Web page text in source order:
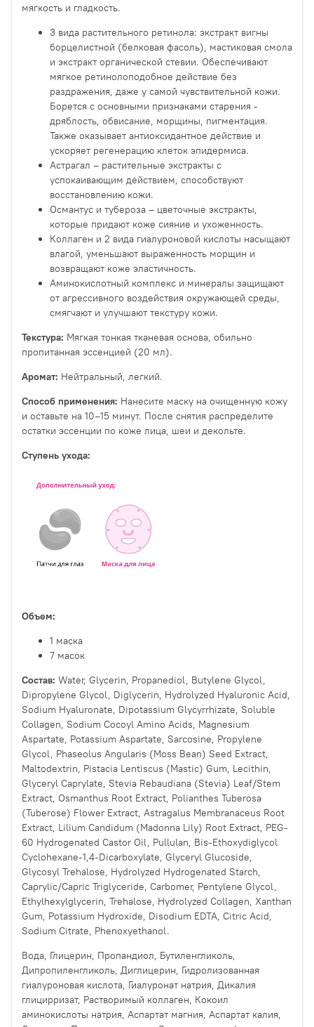
мягкость и гладкость.
3 вида растительного ретинола: экстракт вигны
борцелистной (белковая фасоль), мастиковая смола
и экстракт органической стевии. Обеспечивают
мягкое ретинолоподобное действие без
раздражения, даже у самой чувствительной кожи.
Борется с основными признаками старения -
дряблость, обвисание, морщины, пигментация.
Также оказывает антиоксидантное действие и
ускоряет регенерацию клеток эпидермиса.
Астрагал – растительные экстракты с
успокаивающим действием, способствуют
восстановлению кожи.
Османтус и тубероза – цветочные экстракты,
которые придают коже сияние и ухоженность.
Коллаген и 2 вида гиалуроновой кислоты насыщают
влагой, уменьшают выраженность морщин и
возвращают коже эластичность.
Аминокислотный комплекс и минералы защищают
от агрессивного воздействия окружающей среды,
смягчают и улучшают текстуру кожи.
Текстура: Мягкая тонкая тканевая основа, обильно
пропитанная эссенцией (20 мл).
Аромат: Нейтральный, легкий.
Способ применения: Нанесите маску на очищенную кожу
и оставьте на 10–15 минут. После снятия распределите
остатки эссенции по коже лица, шеи и декольте.
Ступень ухода:
Объем:
1 маска
7 масок
Состав: Water, Glycerin, Propanediol, Butylene Glycol,
Dipropylene Glycol, Diglycerin, Hydrolyzed Hyaluronic Acid,
Sodium Hyaluronate, Dipotassium Glycyrrhizate, Soluble
Collagen, Sodium Cocoyl Amino Acids, Magnesium
Aspartate, Potassium Aspartate, Sarcosine, Propylene
Glycol, Phaseolus Angularis (Moss Bean) Seed Extract,
Maltodextrin, Pistacia Lentiscus (Mastic) Gum, Lecithin,
Glyceryl Caprylate, Stevia Rebaudiana (Stevia) Leaf/Stem
Extract, Osmanthus Root Extract, Polianthes Tuberosa
(Tuberose) Flower Extract, Astragalus Membranaceus Root
Extract, Lilium Candidum (Madonna Lily) Root Extract, PEG-
60 Hydrogenated Castor Oil, Pullulan, Bis-Ethoxydiglycol
Cyclohexane-1,4-Dicarboxylate, Glyceryl Glucoside,
Glycosyl Trehalose, Hydrolyzed Hydrogenated Starch,
Caprylic/Capric Triglyceride, Carbomer, Pentylene Glycol,
Ethylhexylglycerin, Trehalose, Hydrolyzed Collagen, Xanthan
Gum, Potassium Hydroxide, Disodium EDTA, Citric Acid,
Sodium Citrate, Phenoxyethanol.
Вода, Глицерин, Пропандиол, Бутиленгликоль,
Дипропиленгликоль, Диглицерин, Гидролизованная
гиалуроновая кислота, Гиалуронат натрия, Дикалия
глицирризат, Растворимый коллаген, Кокоил
аминокислоты натрия, Аспартат магния, Аспартат калия,